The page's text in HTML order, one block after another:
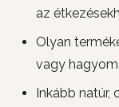
az
Olyan
vagy
Inkább